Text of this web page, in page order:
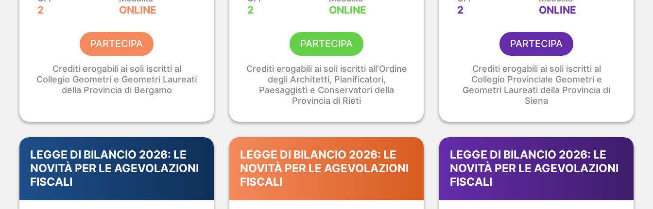
Certificazione
ASACERT
Percorsi da
48h o 72h
SCOPRI IL CORSO EGE
B-CAD 2026 · ROMA
4 – 5 – 6 Settembre · La Nuvola di Fuksas
alB-CAD 2026.
2 ONLINE
PARTECIPA
Crediti erogabili ai soli iscritti al
Collegio Geometri e Geometri Laureati
della Provincia di Bergamo
2 ONLINE
PARTECIPA
Crediti erogabili ai soli iscritti all'Ordine
degli Architetti, Pianificatori,
Paesaggisti e Conservatori della
Provincia di Rieti
2 ONLINE
PARTECIPA
Crediti erogabili ai soli iscritti al
Collegio Provinciale Geometri e
Geometri Laureati della Provincia di
Siena
LEGGE DI BILANCIO 2026: LE
NOVITÀ PER LE AGEVOLAZIONI
FISCALI
LEGGE DI BILANCIO 2026: LE
NOVITÀ PER LE AGEVOLAZIONI
FISCALI
LEGGE DI BILANCIO 2026: LE
NOVITÀ PER LE AGEVOLAZIONI
FISCALI